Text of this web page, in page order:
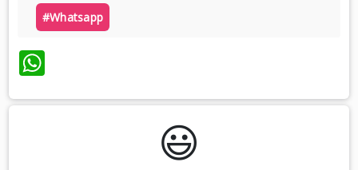
#whatsapp
WhatsApp
😃️